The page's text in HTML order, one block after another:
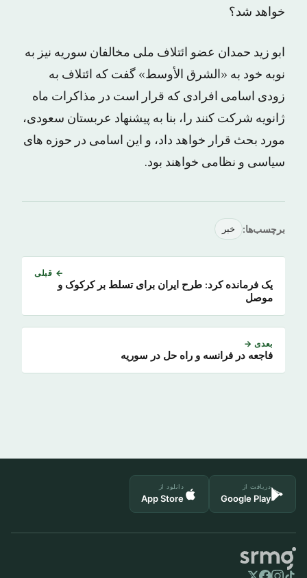
خواهد شد؟
ابو زید حمدان عضو ائتلاف ملی مخالفان سوریه نیز به
نوبه خود به «الشرق الأوسط» گفت که ائتلاف به
زودی اسامی افرادی که قرار است در مذاکرات ماه
ژانویه شرکت کنند را، بنا به پیشنهاد عربستان سعودی،
مورد بحث قرار خواهد داد، و این اسامی در حوزه های
سیاسی و نظامی خواهند بود.
برچسب‌ها: خبر
← قبلی
یک فرمانده کرد: طرح ایران برای تسلط بر کرکوک و
موصل
بعدی →
فاجعه در فرانسه و راه حل در سوریه
دریافت از
Google Play
دانلود از
App Store